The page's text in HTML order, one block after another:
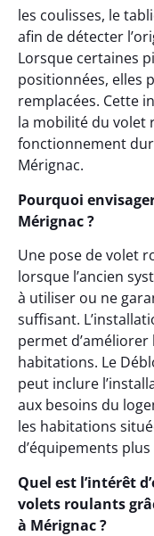
les coulisses, le
afin de détecter
Lorsque certaines
positionnées, elles
remplacées. Cette
la mobilité du volet
fonctionnement
Mérignac.
Pourquoi
Mérignac ?
Une pose de volet
lorsque l’ancien
à utiliser ou ne
suffisant.
permet
habitations. Le
peut inclure
aux besoins du
les habitations
d’équipements
Quel est l’intérêt
volets roulants
à Mérignac ?